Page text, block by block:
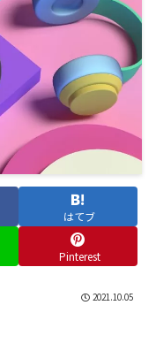
はてブ
Pinterest
2021.10.05